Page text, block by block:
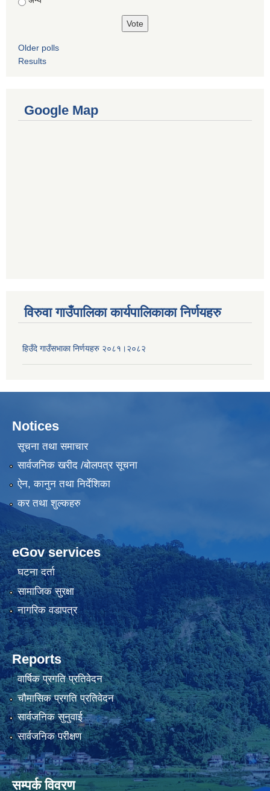
Older polls
Results
Google Map
विरुवा गाउँपालिका कार्यपालिकाका निर्णयहरु
हिउँदे गाउँसभाका निर्णयहरु २०८१।२०८२
Notices
सूचना तथा समाचार
सार्वजनिक खरीद /बोलपत्र सूचना
ऐन, कानुन तथा निर्देशिका
कर तथा शुल्कहरु
eGov services
घटना दर्ता
सामाजिक सुरक्षा
नागरिक वडापत्र
Reports
वार्षिक प्रगति प्रतिवेदन
चौमासिक प्रगति प्रतिवेदन
सार्वजनिक सुनुवाई
सार्वजनिक परीक्षण
सम्पर्क विवरण